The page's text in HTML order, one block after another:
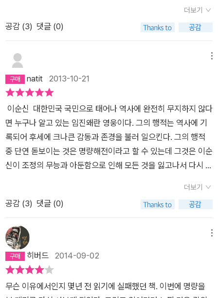
사라져버린 인간의 그림자를 쌓아올렸다. 그리스의 대가 니코스
카잔차키스가 '최후의 유혹'에서 신이 아닌 인간 예수를 그렸듯,
김훈은 인간 이순신을 그렸다.
운다.​그리고 예상대로 적들은 그의 고향 아산을 찾는다.그를 가장
해졌다. 소규모의 충돌은 계속 일고있다. -중간생략- 이 책으로
김 훈 작가를 비로소 알게된다고..이순신장군을 다시 한번 새기게
된다고..재미없는 소풍지였던 추억 현충사를 다시 가보리라고..그
리고 그의 검명, 제대로 보련다고..​一揮 掃蕩, 血染山河 (일휘
소탕, 혈염산하- 한 번 휘둘러 쓸어버리니, 피가 강산을 물들이도
다) 결국 칼로베어지지 않는것들ᆢ적, 허깨비, 허상, 의심, 불안,
모함ᆢ그때, 베어야 할 것들 앞에서 종팔품 젊은 권관의 칼은 날
래고 순결했다. 그리고 그때, 나는 칼로써 지켜내야 하고 칼로써
막아내야 할 세상의 의미를 돌이켜 볼 수 없었고, 그 하찮음 들은
더보기
공감 (3) 댓글 (0)
natit 2013-10-21
이순신 대한민국 국민으로 태어나 역사에 완전히 무지하지 않다
면 누구나 알고 있는 임진왜란 영웅이다. 그의 행적는 역사에 기
록되어 후세에 크나큰 감동과 존경을 불러 일으킨다. 그의 행적
중 단연 돋보이는 것은 명량해전이라고 할 수 있는데 그것은 이순
신이 조정의 무능과 아둔함으로 인해 모든 것을 잃고나서 다시 일
한 문장과 이순신의 고독한 삶이 부딪혀 서늘한 칼의 노래를 흘려
보내는 오르골이 되었다. 오랜 통찰로 꿰뚫은 배경묘사는 이순신
백성들은 전시 민중들의 피 말리는 고통을 표출했다. 김훈의 칼
의 노래에는 부족한 점 또는 아쉬운 점이 너무 많다. 이순신의 거
룩한 행보를 여진의 젓국 냄새로 적시기도 했고 이순신을 포함한
가능한 것도 있었다. 충무공이 스스로 말하지 않을 법한 일련의
더보기
공감 (3) 댓글 (0)
히버드 2014-09-02
무슨 이유에서인지 몇년 전 읽기에 실패했던 책. 이번에 명량을